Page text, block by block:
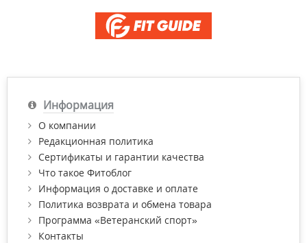
Информация
О компании
Редакционная политика
Сертификаты и гарантии качества
Что такое Фитоблог
Информация о доставке и оплате
Политика возврата и обмена товара
Программа «Ветеранский спорт»
Контакты